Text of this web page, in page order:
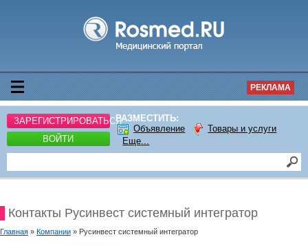
РЕКЛАМА
ЗАРЕГИСТРИРОВАТЬСЯ
ВОЙТИ
РАЗМЕСТИТЬ:
Объявление
Товары и услуги
Еще...
Контакты Русинвест системный интегратор
Главная » Компании » Русинвест системный интегратор